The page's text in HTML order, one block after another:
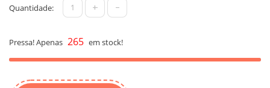
Quantidade: + -
Pressa! Apenas 265 em stock!